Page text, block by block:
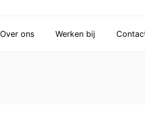
Over ons Werken bij